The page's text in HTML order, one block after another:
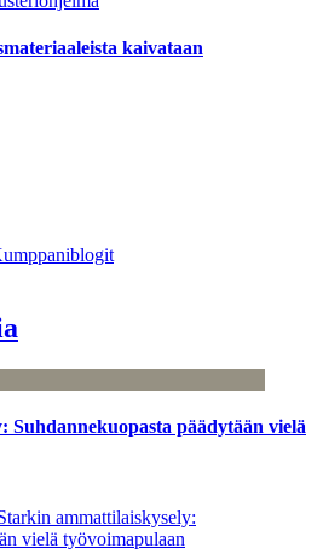
kaivataan
Suhdannekuopasta päädytään vielä
ammattilaiskysely:
vielä työvoimapulaan